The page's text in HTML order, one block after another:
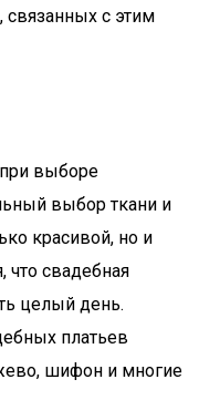
с этим
выборе
выбор ткани и
красивой, но и
что свадебная
целый день.
платьев
шифон и многие